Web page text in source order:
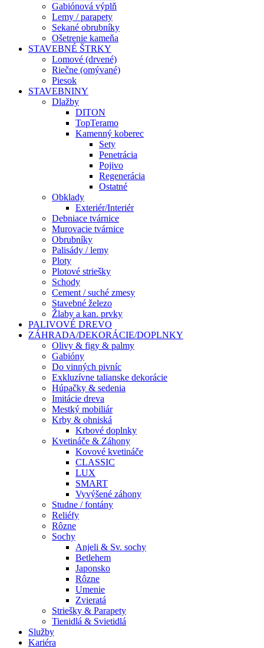
Gabiónová výplň
Lemy / parapety
Sekané obrubníky
Ošetrenie kameňa
STAVEBNÉ ŠTRKY
Lomové (drvené)
Riečne (omývané)
Piesok
STAVEBNINY
Dlažby
DITON
TopTeramo
Kamenný koberec
Sety
Penetrácia
Pojivo
Regenerácia
Ostatné
Obklady
Exteriér/Interiér
Debniace tvárnice
Murovacie tvárnice
Obrubníky
Palisády / lemy
Ploty
Plotové striešky
Schody
Cement / suché zmesy
Stavebné železo
Žlaby a kan. prvky
PALIVOVÉ DREVO
ZÁHRADA/DEKORÁCIE/DOPLNKY
Olivy & figy & palmy
Gabióny
Do vinných pivníc
Exkluzívne talianske dekorácie
Húpačky & sedenia
Imitácie dreva
Mestký mobiliár
Krby & ohniská
Krbové doplnky
Kvetináče & Záhony
Kovové kvetináče
CLASSIC
LUX
SMART
Vyvýšené záhony
Studne / fontány
Reliéfy
Rôzne
Sochy
Anjeli & Sv. sochy
Betlehem
Japonsko
Rôzne
Umenie
Zvieratá
Striešky & Parapety
Tienidlá & Svietidlá
Služby
Kariéra